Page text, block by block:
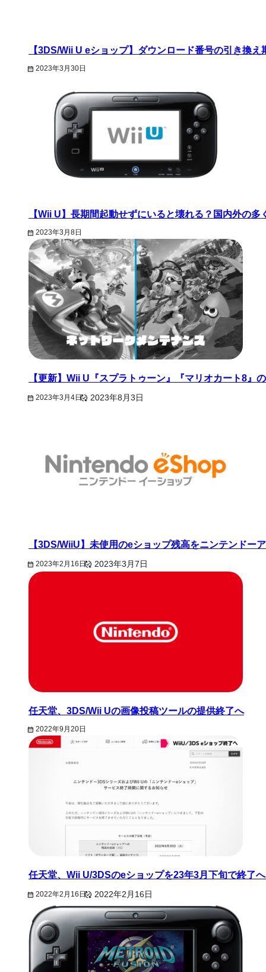
【3DS/Wii U eショップ】ダウンロード番号の引き換
2023年3月30日
【Wii U】長期間起動せずにいると壊れる？国内外の
2023年3月8日
【更新】Wii U『スプラトゥーン』『マリオカート8』
2023年3月4日 2023年8月3日
【3DS/WiiU】未使用のeショップ残高をニンテンドー
2023年2月16日 2023年3月7日
任天堂、3DS/Wii Uの画像投稿ツールの提供終了へ
2022年9月20日
任天堂、Wii U/3DSのeショップを23年3月下旬で終了
2022年2月16日 2022年2月16日